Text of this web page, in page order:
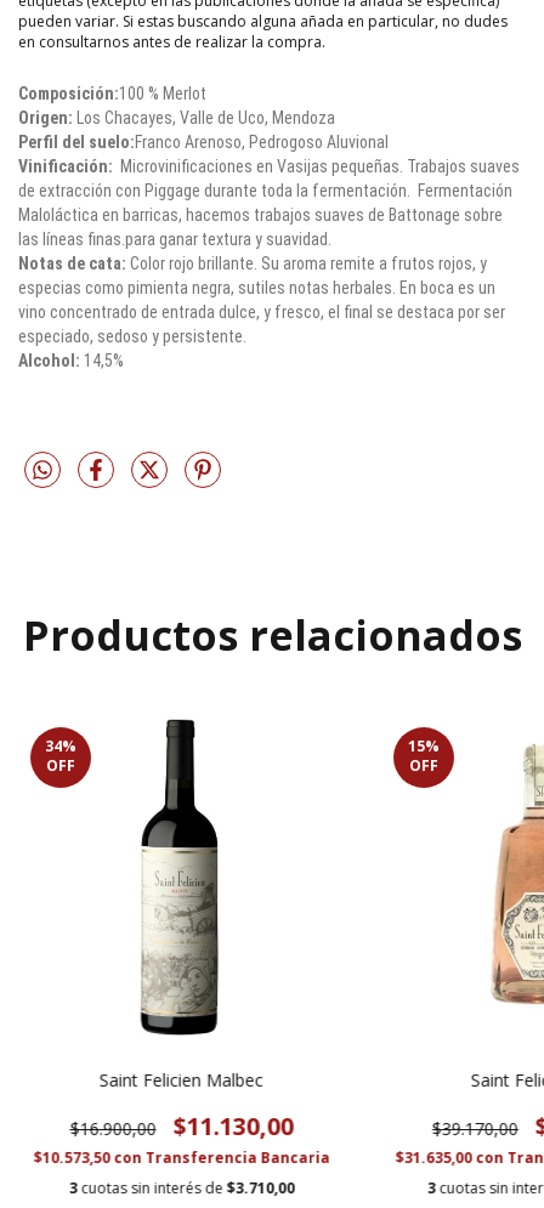
pueden variar. Si estas buscando alguna añada en particular, no dudes
en consultarnos antes de realizar la compra.
Composición:100 % Merlot
Origen: Los Chacayes, Valle de Uco, Mendoza
Perfil del suelo:Franco Arenoso, Pedrogoso Aluvional
Vinificación: Microvinificaciones en Vasijas pequeñas. Trabajos suaves
de extracción con Piggage durante toda la fermentación. Fermentación
Maloláctica en barricas, hacemos trabajos suaves de Battonage sobre
las líneas finas.para ganar textura y suavidad.
Notas de cata: Color rojo brillante. Su aroma remite a frutos rojos, y
especias como pimienta negra, sutiles notas herbales. En boca es un
vino concentrado de entrada dulce, y fresco, el final se destaca por ser
especiado, sedoso y persistente.
Alcohol: 14,5%
Productos relacionados
34%
OFF
Saint Felicien Malbec
$16.900,00 $11.130,00
$10.573,50con Transferencia Bancaria
3 cuotas sin interés de$3.710,00
15%
OFF
Saint
$39.170,00
$31.635,00con
3 cuotas sin